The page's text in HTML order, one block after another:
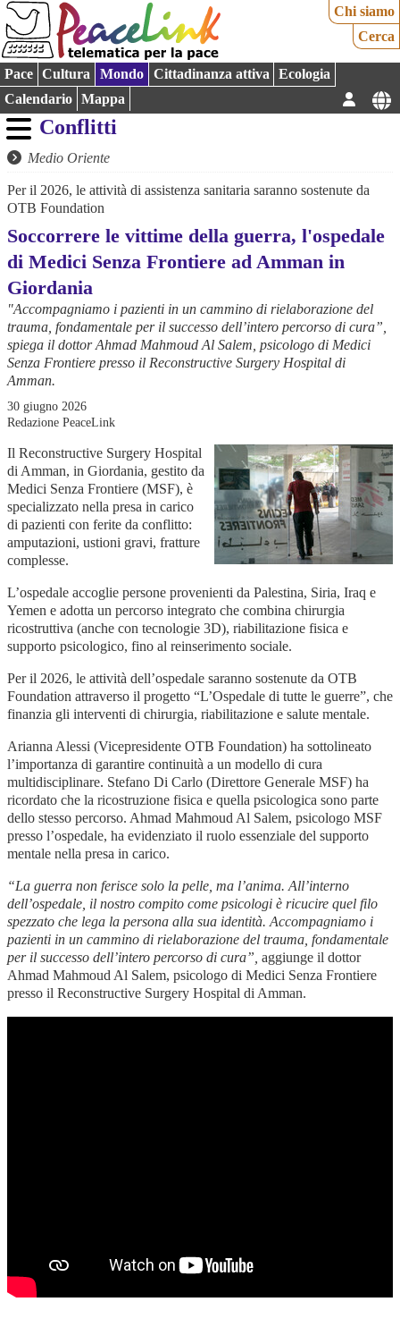
Chi siamo
Cerca
Pace Cultura Mondo Cittadinanza attiva
Ecologia
Calendario
Mappa
Conflitti
Medio Oriente
Per il 2026, le attività di assistenza sanitaria saranno sostenute da
OTB Foundation
Soccorrere le vittime della guerra, l'ospedale
di Medici Senza Frontiere ad Amman in
Giordania
"Accompagniamo i pazienti in un cammino di rielaborazione del
trauma, fondamentale per il successo dell’intero percorso di cura”,
spiega il dottor Ahmad Mahmoud Al Salem, psicologo di Medici
Senza Frontiere presso il Reconstructive Surgery Hospital di
Amman.
30 giugno 2026
Redazione PeaceLink
Il Reconstructive Surgery Hospital
di Amman, in Giordania, gestito da
Medici Senza Frontiere (MSF), è
specializzato nella presa in carico
di pazienti con ferite da conflitto:
amputazioni, ustioni gravi, fratture
complesse.
L’ospedale accoglie persone provenienti da Palestina, Siria, Iraq e
Yemen e adotta un percorso integrato che combina chirurgia
ricostruttiva (anche con tecnologie 3D), riabilitazione fisica e
supporto psicologico, fino al reinserimento sociale.
Per il 2026, le attività dell’ospedale saranno sostenute da OTB
Foundation attraverso il progetto “L’Ospedale di tutte le guerre”, che
finanzia gli interventi di chirurgia, riabilitazione e salute mentale.
Arianna Alessi (Vicepresidente OTB Foundation) ha sottolineato
l’importanza di garantire continuità a un modello di cura
multidisciplinare. Stefano Di Carlo (Direttore Generale MSF) ha
ricordato che la ricostruzione fisica e quella psicologica sono parte
dello stesso percorso. Ahmad Mahmoud Al Salem, psicologo MSF
presso l’ospedale, ha evidenziato il ruolo essenziale del supporto
mentale nella presa in carico.
“La guerra non ferisce solo la pelle, ma l’anima. All’interno
dell’ospedale, il nostro compito come psicologi è ricucire quel filo
spezzato che lega la persona alla sua identità. Accompagniamo i
pazienti in un cammino di rielaborazione del trauma, fondamentale
per il successo dell’intero percorso di cura”, aggiunge il dottor
Ahmad Mahmoud Al Salem, psicologo di Medici Senza Frontiere
presso il Reconstructive Surgery Hospital di Amman.